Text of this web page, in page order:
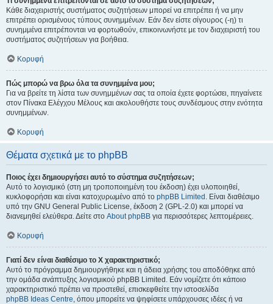
Κάθε διαχειριστής συστήματος συζητήσεων μπορεί να επιτρέπει ή να μην
επιτρέπει ορισμένους τύπους συνημμένων. Εάν δεν είστε σίγουρος (-η) τι
συνημμένα επιτρέπονται να φορτωθούν, επικοινωνήστε με τον διαχειριστή του
συστήματος συζητήσεων για βοήθεια.
Κορυφή
Πώς μπορώ να βρω όλα τα συνημμένα μου;
Για να βρείτε τη λίστα των συνημμένων σας τα οποία έχετε φορτώσει, πηγαίνετε
στον Πίνακα Ελέγχου Μέλους και ακολουθήστε τους συνδέσμους στην ενότητα
συνημμένων.
Κορυφή
Θέματα σχετικά με το phpBB
Ποιος έχει δημιουργήσει αυτό το σύστημα συζητήσεων;
Αυτό το λογισμικό (στη μη τροποποιημένη του έκδοση) έχει υλοποιηθεί,
κυκλοφορήσει και είναι κατοχυρωμένο από το phpBB Limited . Είναι διαθέσιμο
υπό την GNU General Public License, έκδοση 2 (GPL-2.0) και μπορεί να
διανεμηθεί ελεύθερα. Δείτε στο About phpBB για περισσότερες λεπτομέρειες.
Κορυφή
Γιατί δεν είναι διαθέσιμο το Χ χαρακτηριστικό;
Αυτό το πρόγραμμα δημιουργήθηκε και η άδεια χρήσης του αποδόθηκε από
την ομάδα ανάπτυξης λογισμικού phpBB Limited. Εάν νομίζετε ότι κάποιο
χαρακτηριστικό πρέπει να προστεθεί, επισκεφθείτε την ιστοσελίδα
phpBB Ideas Centre, όπου μπορείτε να ψηφίσετε υπάρχουσες ιδέες ή να